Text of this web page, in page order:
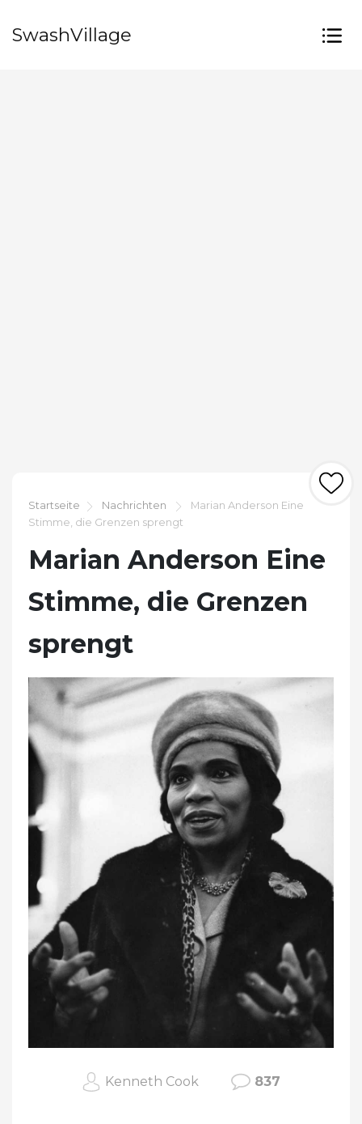
SwashVillage
Startseite Nachrichten
Marian Anderson Eine
Stimme, die Grenzen sprengt
Marian Anderson Eine
Stimme, die Grenzen
sprengt
Kenneth Cook 837